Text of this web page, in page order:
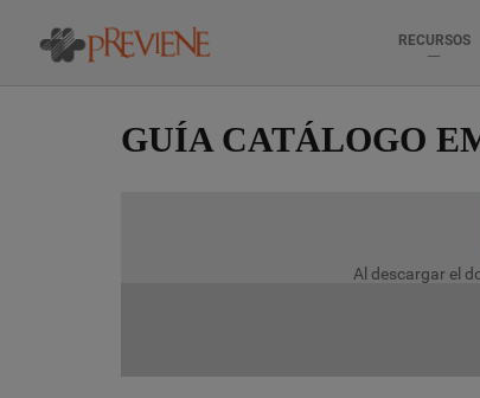
RECURSOS
GUÍA CATÁLOGO
Al descargar el